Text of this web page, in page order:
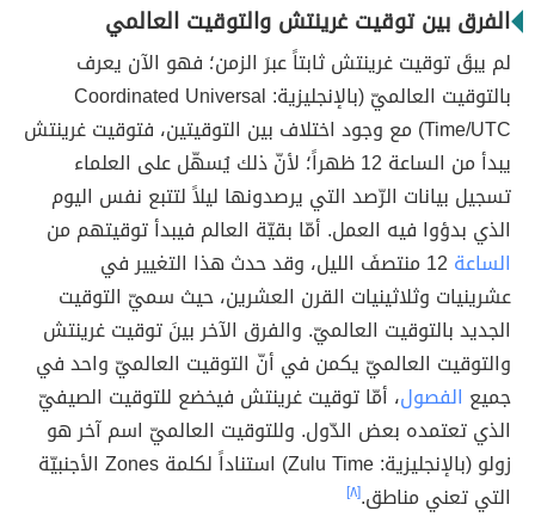
الفرق بين توقيت غرينتش والتوقيت العالمي
لم يبقَ توقيت غرينتش ثابتاً عبرَ الزمن؛ فهو الآن يعرف
بالتوقيت العالميّ (بالإنجليزية: Coordinated Universal
Time/UTC) مع وجود اختلاف بين التوقيتين، فتوقيت غرينتش
يبدأ من الساعة 12 ظهراً؛ لأنّ ذلك يُسهّل على العلماء
تسجيل بيانات الرّصد التي يرصدونها ليلاً لتتبع نفس اليوم
الذي بدؤوا فيه العمل. أمّا بقيّة العالم فيبدأ توقيتهم من
الساعة
12 منتصفَ الليل، وقد حدث هذا التغيير في
عشرينيات وثلاثينيات القرن العشرين، حيث سميّ التوقيت
الجديد بالتوقيت العالميّ. والفرق الآخر بينَ توقيت غرينتش
والتوقيت العالميّ يكمن في أنّ التوقيت العالميّ واحد في
جميع الفصول، أمّا توقيت غرينتش فيخضع للتوقيت الصيفيّ
الذي تعتمده بعض الدّول. وللتوقيت العالميّ اسم آخر هو
زولو (بالإنجليزية: Zulu Time) استناداً لكلمة Zones الأجنبيّة
التي تعني مناطق.[٨]